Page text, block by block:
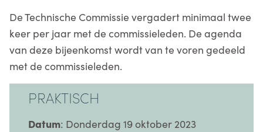
De Technische Commissie vergadert minimaal twee
keer per jaar met de commissieleden. De agenda
van deze bijeenkomst wordt van te voren gedeeld
met de commissieleden.
PRAKTISCH
Datum: Donderdag 19 oktober 2023